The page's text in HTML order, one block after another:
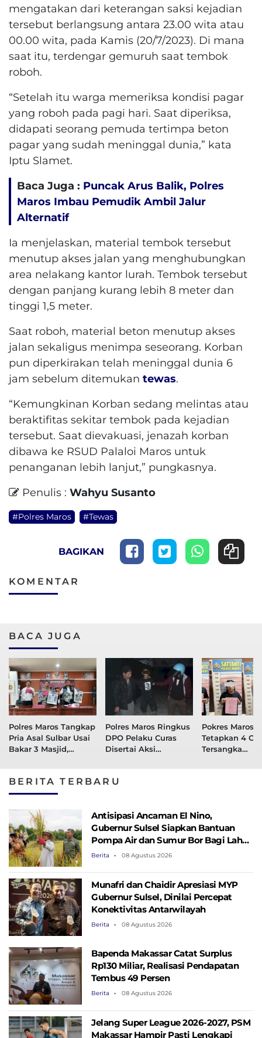
mengatakan dari keterangan saksi kejadian
tersebut berlangsung antara 23.00 wita atau
00.00 wita, pada Kamis (20/7/2023). Di mana
saat itu, terdengar gemuruh saat tembok
roboh.
“Setelah itu warga memeriksa kondisi pagar
yang roboh pada pagi hari. Saat diperiksa,
didapati seorang pemuda tertimpa beton
pagar yang sudah meninggal dunia,” kata
Iptu Slamet.
Baca Juga : Puncak Arus Balik, Polres
Maros Imbau Pemudik Ambil Jalur
Alternatif
Ia menjelaskan, material tembok tersebut
menutup akses jalan yang menghubungkan
area nelakang kantor lurah. Tembok tersebut
dengan panjang kurang lebih 8 meter dan
tinggi 1,5 meter.
Saat roboh, material beton menutup akses
jalan sekaligus menimpa seseorang. Korban
pun diperkirakan telah meninggal dunia 6
jam sebelum ditemukan tewas.
“Kemungkinan Korban sedang melintas atau
beraktifitas sekitar tembok pada kejadian
tersebut. Saat dievakuasi, jenazah korban
dibawa ke RSUD Palaloi Maros untuk
penanganan lebih lanjut,” pungkasnya.
Penulis : Wahyu Susanto
#Polres Maros #Tewas
BAGIKAN
KOMENTAR
BACA JUGA
Polres Maros Tangkap
Pria Asal Sulbar Usai
Bakar 3 Masjid,
Masjid
Polres Maros Ringkus
DPO Pelaku Curas
Disertai Aksi
Pokres Maros
Tetapkan 4
Tersangka
BERITA TERBARU
Antisipasi Ancaman El Nino,
Gubernur Sulsel Siapkan Bantuan
Pompa Air dan Sumur Bor Bagi Lahan
Pertanian
Berita 08 Agustus 2026
Munafri dan Chaidir Apresiasi MYP
Gubernur Sulsel, Dinilai Percepat
Konektivitas Antarwilayah
Berita 08 Agustus 2026
Bapenda Makassar Catat Surplus
Rp130 ​​Miliar, Realisasi Pendapatan
Tembus 49 Persen
Berita 08 Agustus 2026
Jelang Super League 2026-2027, PSM
Makassar Hampir Pasti Lengkapi